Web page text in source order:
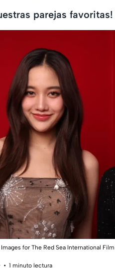
parejas favoritas!
for The Red Sea International
1 minuto lectura